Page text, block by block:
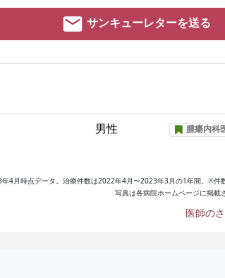
サンキューレターを送る
男性 腫瘍内科
4月時点データ。治療件数は2022年4月〜2023年3月の1年間。※件
写真は各病院ホームページに掲載
医師の